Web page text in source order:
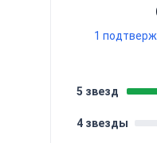
1
4 звезды
5 звезд